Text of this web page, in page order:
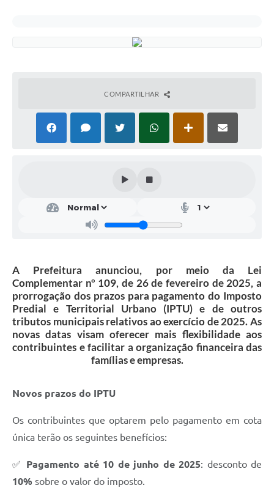
PSS Unificado 2025
INOVA_SÃO MATEUS DO SUL
Cadastro para Castração
Telefones Prefeitura Municipal
Feriados Municipais
Termos de Fomento
COMPARTILHAR
A Prefeitura anunciou, por meio da Lei
Complementar nº 109, de 26 de fevereiro de 2025, a
prorrogação dos prazos para pagamento do Imposto
Predial e Territorial Urbano (IPTU) e de outros
tributos municipais relativos ao exercício de 2025. As
novas datas visam oferecer mais flexibilidade aos
contribuintes e facilitar a organização financeira das
famílias e empresas.
Novos prazos do IPTU
Os contribuintes que optarem pelo pagamento em cota
única terão os seguintes benefícios:
✅ Pagamento até 10 de junho de 2025: desconto de
10% sobre o valor do imposto.